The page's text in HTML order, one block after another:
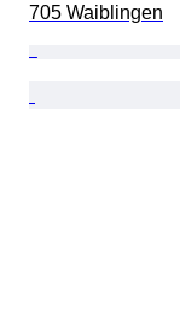
705 Waiblingen